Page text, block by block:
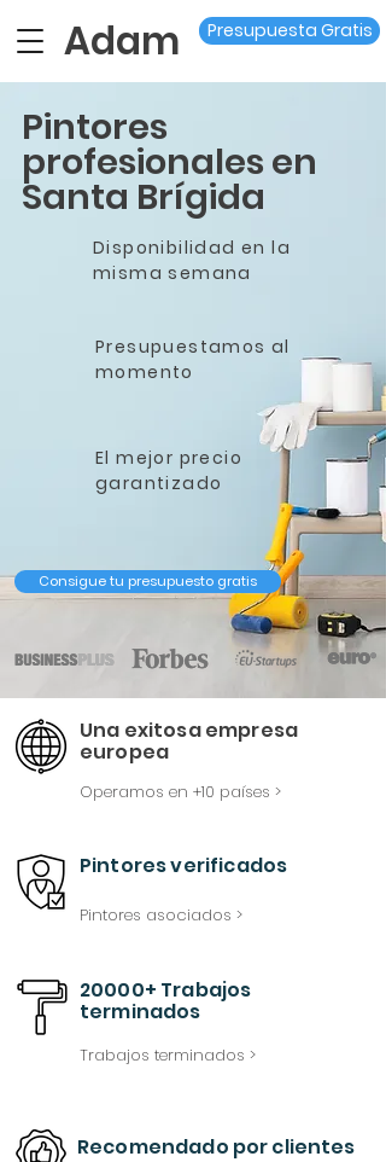
Adam Presupuesta Gratis
Pintores
profesionales en
Santa Brígida
Disponibilidad en la
misma semana
Presupuestamos al
momento
El mejor precio
garantizado
Consigue tu presupuesto gratis
Una exitosa empresa
europea
Operamos en +10 países >
Pintores verificados
Pintores asociados >
20000+ Trabajos
terminados
Trabajos terminados >
Recomendado porclientes